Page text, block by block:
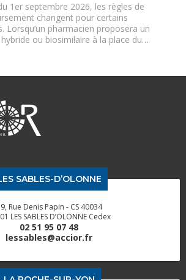
1er septembre 2026, les règles de
changent pour certains
Lorsqu’un pharmacien proposera un
ou biosimilaire à la place du…
SABLES-D’OLONNE
Rue Denis Papin - CS 40034
LES SABLES D’OLONNE Cedex
02 51 95 07 48
lessables@accior.fr